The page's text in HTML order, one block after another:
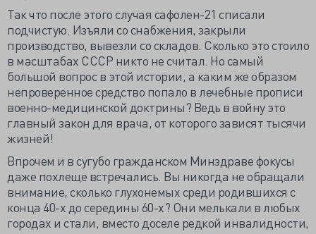
Так что после этого случая сафолен-21 списали
подчистую. Изъяли со снабжения, закрыли
производство, вывезли со складов. Сколько это стоило
в масштабах СССР никто не считал. Но самый
большой вопрос в этой истории, а каким же образом
непроверенное средство попало в лечебные прописи
военно-медицинской доктрины? Ведь в войну это
главный закон для врача, от которого зависят тысячи
жизней!
Впрочем и в сугубо гражданском Минздраве фокусы
даже похлеще встречались. Вы никогда не обращали
внимание, сколько глухонемых среди родившихся с
конца 40-х до середины 60-х? Они мелькали в любых
городах и стали, вместо доселе редкой инвалидности,